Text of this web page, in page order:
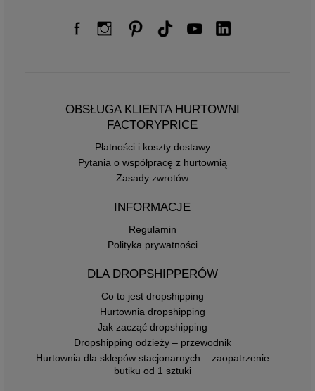
OBSŁUGA KLIENTA HURTOWNI
FACTORYPRICE
Płatności i koszty dostawy
Pytania o współpracę z hurtownią
Zasady zwrotów
INFORMACJE
Regulamin
Polityka prywatności
DLA DROPSHIPPERÓW
Co to jest dropshipping
Hurtownia dropshipping
Jak zacząć dropshipping
Dropshipping odzieży – przewodnik
Hurtownia dla sklepów stacjonarnych – zaopatrzenie
butiku od 1 sztuki